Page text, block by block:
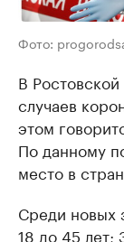
Фото:
В Ростовской
случаев
этом
По данному
место в
Среди новых
18 до 45 лет;